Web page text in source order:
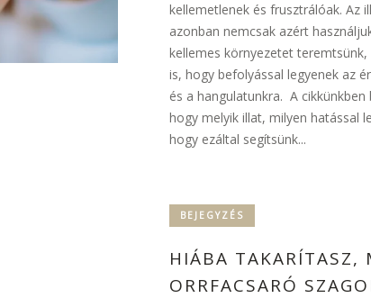
kellemetlenek és frusztrálóak. Az
azonban nemcsak azért
kellemes környezetet
is, hogy befolyással legyenek az
és a hangulatunkra. A
hogy melyik illat, milyen hatással
hogy ezáltal segítsünk...
BEJEGYZÉS
HIÁBA TAKARÍTASZ,
ORRFACSARÓ